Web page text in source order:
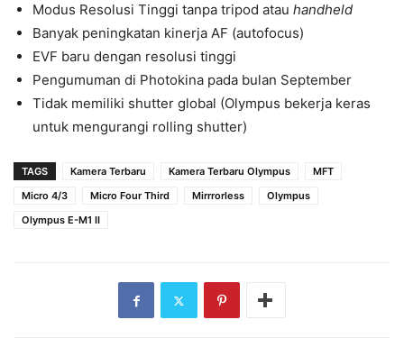
Modus Resolusi Tinggi tanpa tripod atau handheld
Banyak peningkatan kinerja AF (autofocus)
EVF baru dengan resolusi tinggi
Pengumuman di Photokina pada bulan September
Tidak memiliki shutter global (Olympus bekerja keras
untuk mengurangi rolling shutter)
TAGS Kamera Terbaru Kamera Terbaru Olympus
MFT
Micro 4/3
Micro Four Third Mirrrorless
Olympus
Olympus E-M1 II